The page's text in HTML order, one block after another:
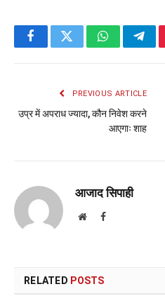
FacebookTwitterWhatsApp
PREVIOUS ARTICLE
उप्र में अपराध ज्यादा, कौन निवेश करने
आएगाः शाह
आजाद सिपाही
WebsiteFacebook
RELATED POSTS